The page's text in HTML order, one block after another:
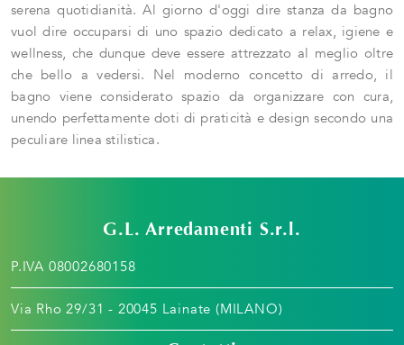
serena quotidianità. Al giorno d'oggi dire stanza da bagno
vuol dire occuparsi di uno spazio dedicato a relax, igiene e
wellness, che dunque deve essere attrezzato al meglio oltre
che bello a vedersi. Nel moderno concetto di arredo, il
bagno viene considerato spazio da organizzare con cura,
unendo perfettamente doti di praticità e design secondo una
peculiare linea stilistica.
G.L. Arredamenti S.r.l.
P.IVA 08002680158
Via Rho 29/31 - 20045 Lainate (MILANO)